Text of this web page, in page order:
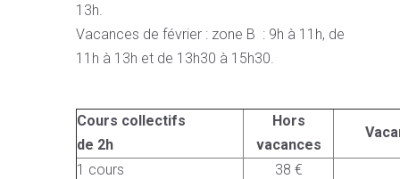
13h.
Vacances de février : zone B : 9h à 11h, de
11h à 13h et de 13h30 à 15h30.
Cours collectifs
de 2h
Hors
vacances
1 cours
38 €